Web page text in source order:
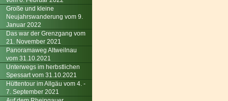
Große und kleine
Neujahrswanderung vom 9.
Januar 2022
Das war der Grenzgang vom
21. November 2021
Panoramaweg Altweilnau
vom 31.10.2021
Unterwegs im herbstlichen
Spessart vom 31.10.2021
Hüttentour im Allgäu vom 4. -
7. September 2021